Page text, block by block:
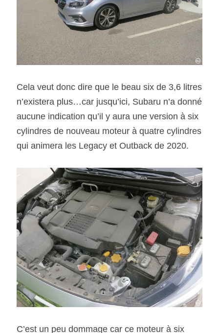
Cela veut donc dire que le beau six de 3,6 litres
n’existera plus…car jusqu’ici, Subaru n’a donné
aucune indication qu’il y aura une version à six
cylindres de nouveau moteur à quatre cylindres
qui animera les Legacy et Outback de 2020.
C’est un peu dommage car ce moteur à six